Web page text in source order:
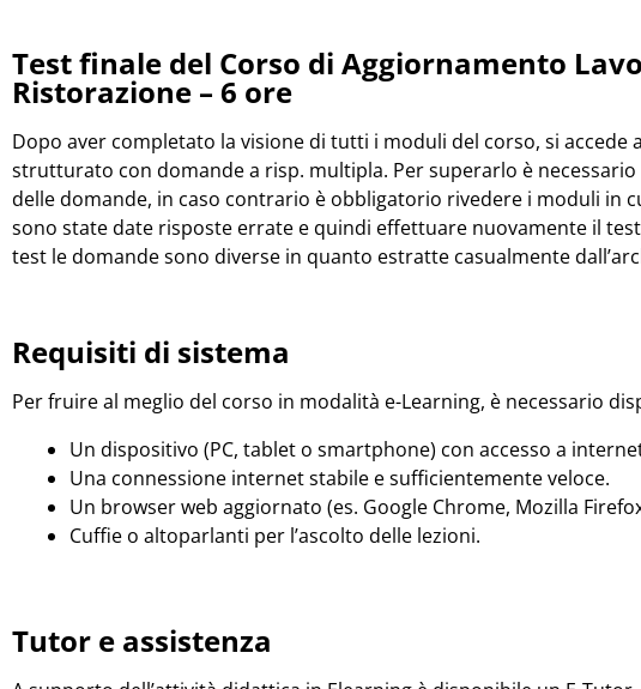
Test finale del Corso di Aggiornamento
Ristorazione – 6 ore
Dopo aver completato la visione di tutti i moduli del corso, si accede
strutturato con domande a risp. multipla. Per superarlo è
delle domande, in caso contrario è obbligatorio rivedere i moduli in
sono state date risposte errate e quindi effettuare nuovamente il
test le domande sono diverse in quanto estratte casualmente
Requisiti di sistema
Per fruire al meglio del corso in modalità e-Learning, è necessario
Un dispositivo (PC, tablet o smartphone) con accesso a
Una connessione internet stabile e sufficientemente veloce.
Un browser web aggiornato (es. Google Chrome, Mozilla
Cuffie o altoparlanti per l’ascolto delle lezioni.
Tutor e assistenza